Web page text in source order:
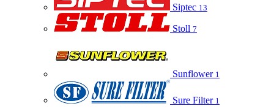
Siptec 13
Stoll 7
Sunflower 1
Sure Filter 1